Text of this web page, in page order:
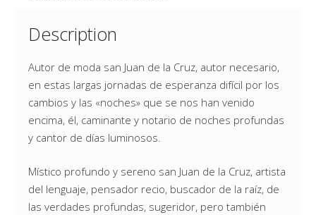
Description
Autor de moda san Juan de la Cruz, autor necesario,
en estas largas jornadas de esperanza difícil por los
cambios y las «noches» que se nos han venido
encima, él, caminante y notario de noches profundas
y cantor de días luminosos.
Místico profundo y sereno san Juan de la Cruz, artista
del lenguaje, pensador recio, buscador de la raíz, de
las verdades profundas, sugeridor, pero también